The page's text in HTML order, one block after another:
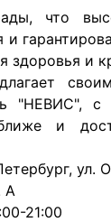
что
и
здоровья и
"НЕВИС", с
и
ул.
А
21:00